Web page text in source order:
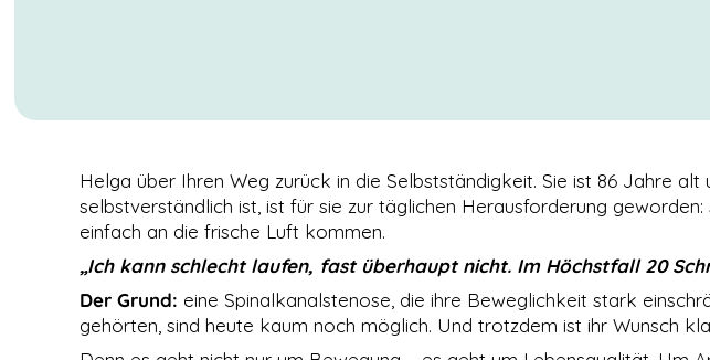
Helga über Ihren Weg zurück in die Selbstständigkeit. Sie ist 86 Jahre alt
selbstverständlich ist, ist für sie zur täglichen Herausforderung
einfach an die frische Luft kommen.
„Ich kann schlecht laufen, fast überhaupt nicht. Im Höchstfall 20
Der Grund: eine Spinalkanalstenose, die ihre Beweglichkeit stark
gehörten, sind heute kaum noch möglich. Und trotzdem ist ihr Wunsch
NOTWENDIGE